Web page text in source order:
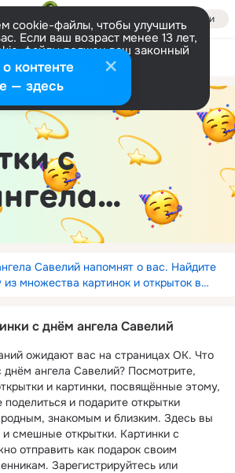
Войти
cookie-файлы, чтобы улучшить
Если ваш возраст менее 13 лет,
файлы должен ваш законный
Больше информации
Настроить
по имени Савелий
с
Савелий напомнят о вас. Найдите
картинок и открыток в
с днём ангела Савелий
ожидают вас на страницах ОК. Что
днём ангела Савелий? Посмотрите,
и картинки, посвящённые этому,
и подарите открытки
знакомым и близким. Здесь вы
смешные открытки. Картинки с
отправить как подарок своим
Зарегистрируйтесь или
контенте
— здесь